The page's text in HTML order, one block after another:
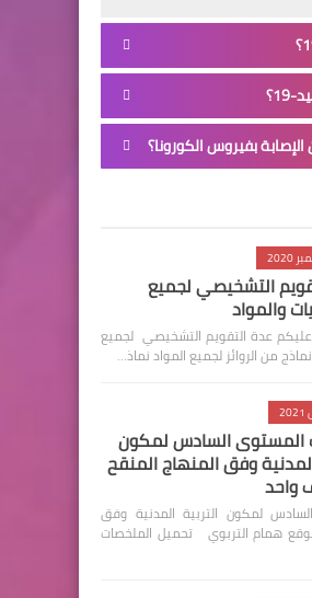
بفيروس الكورونا؟
التشخيصي لجميع
والمواد
عدة التقويم التشخيصي لجميع
من الروائز لجميع المواد نماذ…
المستوى السادس لمكون
وفق المنهاج المنقح
لمكون التربية المدنية وفق
همام التربوي تحميل الملخصات